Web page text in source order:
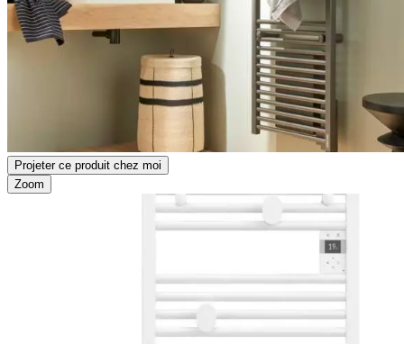
Projeter ce produit chez moi
Zoom